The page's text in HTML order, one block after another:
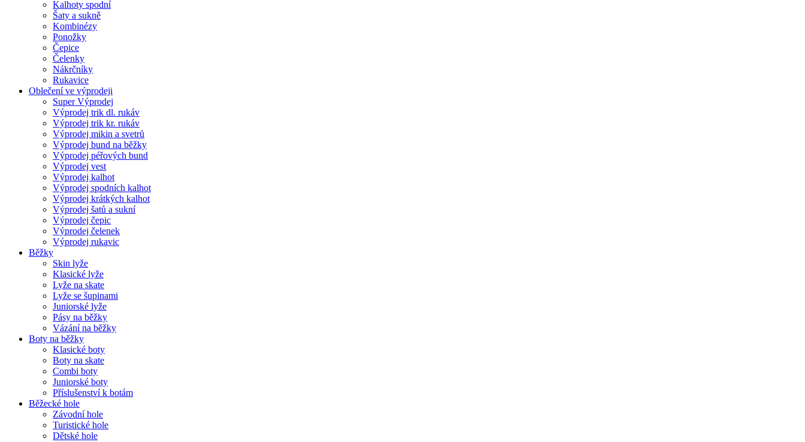
Kalhoty spodní
Šaty a sukně
Kombinézy
Ponožky
Čepice
Čelenky
Nákrčníky
Rukavice
Oblečení ve výprodeji
Super Výprodej
Výprodej trik dl. rukáv
Výprodej trik kr. rukáv
Výprodej mikin a svetrů
Výprodej bund na běžky
Výprodej péřových bund
Výprodej vest
Výprodej kalhot
Výprodej spodních kalhot
Výprodej krátkých kalhot
Výprodej šatů a sukní
Výprodej čepic
Výprodej čelenek
Výprodej rukavic
Běžky
Skin lyže
Klasické lyže
Lyže na skate
Lyže se šupinami
Juniorské lyže
Pásy na běžky
Vázání na běžky
Boty na běžky
Klasické boty
Boty na skate
Combi boty
Juniorské boty
Příslušenství k botám
Běžecké hole
Závodní hole
Turistické hole
Dětské hole